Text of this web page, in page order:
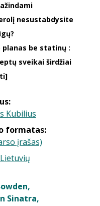
nesustabdysite
planas be statinų :
sveikai širdžiai
Kubilius
formatas:
įrašas)
Lietuvių
,
Sinatra,